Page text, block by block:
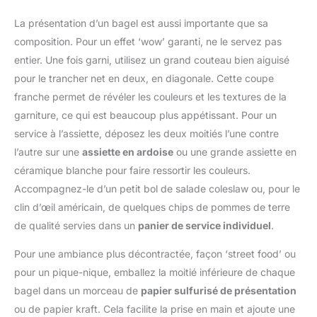
et flexible Préparation
rapide et efficace –
Tranchez directement
sur une planche à
découper ou une
assiette, ou placez la
mandoline au-dessus
d'un bol.. Fruits et
légumes sont coupés en
pour carottes, oignons,
courgettes, tomates et
bien plus encore.
Réduisez le temps de
cuisine au quotidien
Utilisation sûre et
design ergonomique
offre une prise en main
verrouillage inclus), 1
porte-couteau, 1 poignée
de sécurité, 1 panier
d'égouttage (avec fente
pour les lames), 1
couvercle presseur, 7
lames tranchantes en
brosse de nettoyage
Matériau de Qualité
Alimentaire - Le coupe
oignon manuel est
alimentaire et 420J2,
sans BPA, ce qui permet
ingrédients sains,
nutritifs et sûrs. Avec ce
coupe-légumes à
mandoline, vous pouvez
La présentation d’un bagel est aussi importante que sa
composition. Pour un effet ‘wow’ garanti, ne le servez pas
entier. Une fois garni, utilisez un grand couteau bien aiguisé
pour le trancher net en deux, en diagonale. Cette coupe
franche permet de révéler les couleurs et les textures de la
garniture, ce qui est beaucoup plus appétissant. Pour un
service à l’assiette, déposez les deux moitiés l’une contre
l’autre sur une assiette en ardoise ou une grande assiette en
céramique blanche pour faire ressortir les couleurs.
Accompagnez-le d’un petit bol de salade coleslaw ou, pour le
clin d’œil américain, de quelques chips de pommes de terre
de qualité servies dans un panier de service individuel.
Pour une ambiance plus décontractée, façon ‘street food’ ou
pour un pique-nique, emballez la moitié inférieure de chaque
bagel dans un morceau de papier sulfurisé de présentation
ou de papier kraft. Cela facilite la prise en main et ajoute une